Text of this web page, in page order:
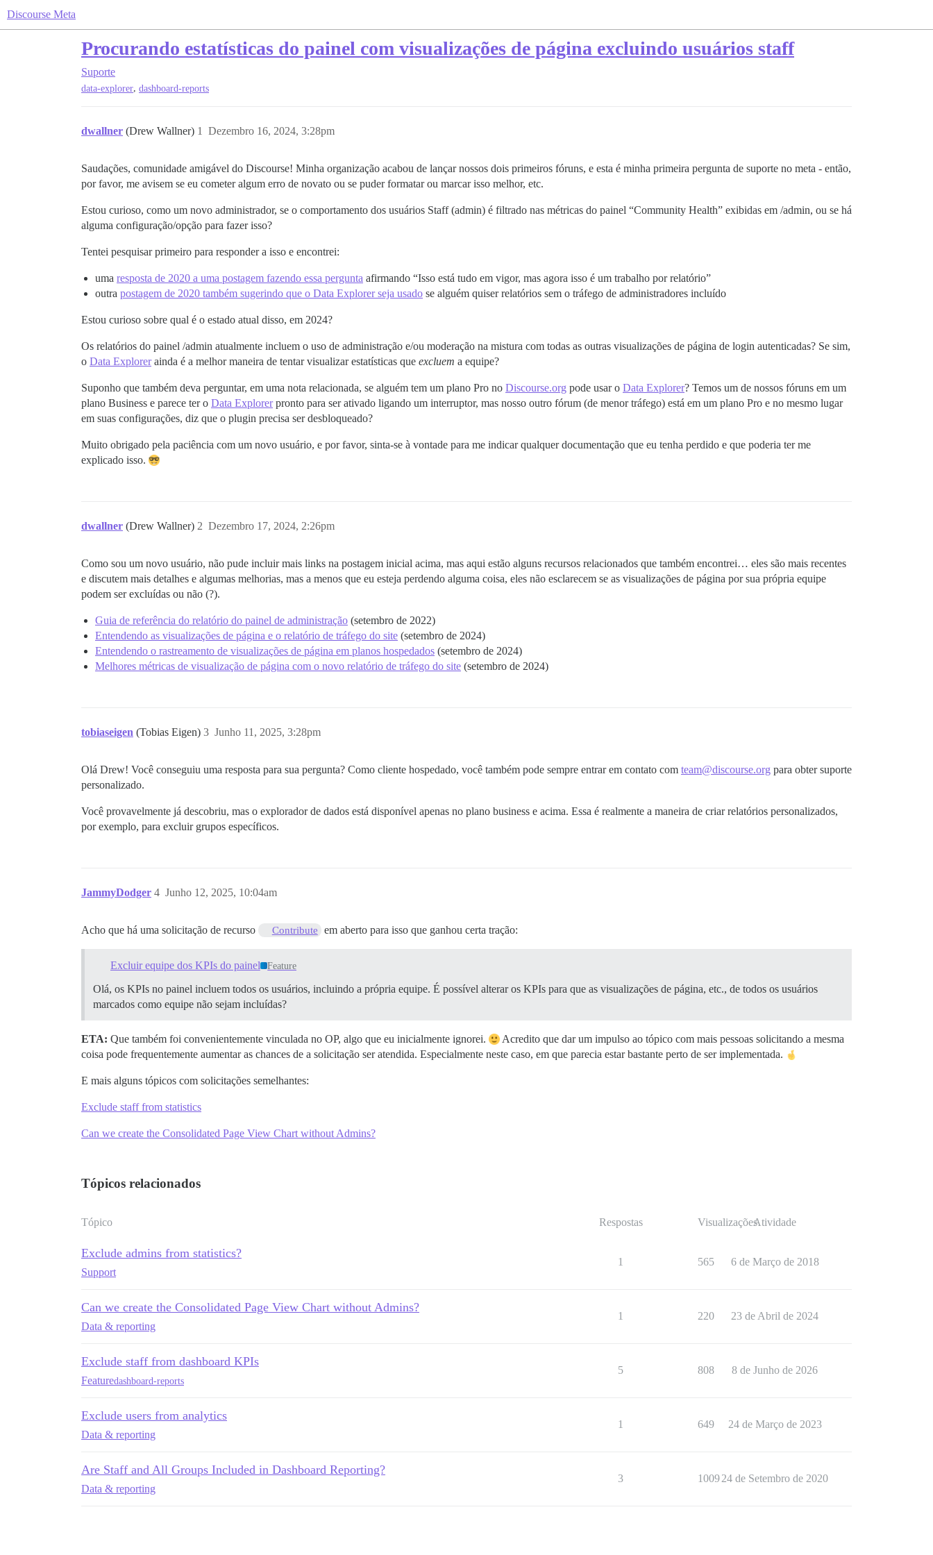
Discourse Meta
Procurando estatísticas do painel com visualizações de página excluindo usuários staff
Suporte
data-explorer, dashboard-reports
dwallner (Drew Wallner) Dezembro 16, 2024, 3:28pm
1
Saudações, comunidade amigável do Discourse! Minha organização acabou de lançar nossos dois primeiros fóruns, e esta é minha primeira pergunta de suporte no meta - então,
por favor, me avisem se eu cometer algum erro de novato ou se puder formatar ou marcar isso melhor, etc.
Estou curioso, como um novo administrador, se o comportamento dos usuários Staff (admin) é filtrado nas métricas do painel “Community Health” exibidas em /admin, ou se há
alguma configuração/opção para fazer isso?
Tentei pesquisar primeiro para responder a isso e encontrei:
uma resposta de 2020 a uma postagem fazendo essa pergunta afirmando “Isso está tudo em vigor, mas agora isso é um trabalho por relatório”
outra postagem de 2020 também sugerindo que o Data Explorer seja usado se alguém quiser relatórios sem o tráfego de administradores incluído
Estou curioso sobre qual é o estado atual disso, em 2024?
Os relatórios do painel /admin atualmente incluem o uso de administração e/ou moderação na mistura com todas as outras visualizações de página de login autenticadas? Se sim,
o Data Explorerainda é a melhor maneira de tentar visualizar estatísticas que excluem a equipe?
Suponho que também deva perguntar, em uma nota relacionada, se alguém tem um plano Pro no Discourse.org pode usar o Data Explorer? Temos um de nossos fóruns em um
plano Business e parece ter o Data Explorerpronto para ser ativado ligando um interruptor, mas nosso outro fórum (de menor tráfego) está em um plano Pro e no mesmo lugar
em suas configurações, diz que o plugin precisa ser desbloqueado?
Muito obrigado pela paciência com um novo usuário, e por favor, sinta-se à vontade para me indicar qualquer documentação que eu tenha perdido e que poderia ter me
explicado isso.
dwallner (Drew Wallner) Dezembro 17, 2024, 2:26pm
2
Como sou um novo usuário, não pude incluir mais links na postagem inicial acima, mas aqui estão alguns recursos relacionados que também encontrei… eles são mais recentes
e discutem mais detalhes e algumas melhorias, mas a menos que eu esteja perdendo alguma coisa, eles não esclarecem se as visualizações de página por sua própria equipe
podem ser excluídas ou não (?).
Guia de referência do relatório do painel de administração (setembro de 2022)
Entendendo as visualizações de página e o relatório de tráfego do site (setembro de 2024)
Entendendo o rastreamento de visualizações de página em planos hospedados (setembro de 2024)
Melhores métricas de visualização de página com o novo relatório de tráfego do site (setembro de 2024)
tobiaseigen (Tobias Eigen) Junho 11, 2025, 3:28pm
3
Olá Drew! Você conseguiu uma resposta para sua pergunta? Como cliente hospedado, você também pode sempre entrar em contato com team@discourse.org para obter suporte
personalizado.
Você provavelmente já descobriu, mas o explorador de dados está disponível apenas no plano business e acima. Essa é realmente a maneira de criar relatórios personalizados,
por exemplo, para excluir grupos específicos.
JammyDodger Junho 12, 2025, 10:04am
4
Acho que há uma solicitação de recurso Contribute em aberto para isso que ganhou certa tração:
Excluir equipe dos KPIs do painel Feature
Olá, os KPIs no painel incluem todos os usuários, incluindo a própria equipe. É possível alterar os KPIs para que as visualizações de página, etc., de todos os usuários
marcados como equipe não sejam incluídas?
ETA: Que também foi convenientemente vinculada no OP, algo que eu inicialmente ignorei.
Acredito que dar um impulso ao tópico com mais pessoas solicitando a mesma
coisa pode frequentemente aumentar as chances de a solicitação ser atendida. Especialmente neste caso, em que parecia estar bastante perto de ser implementada.
E mais alguns tópicos com solicitações semelhantes:
Exclude staff from statistics
Can we create the Consolidated Page View Chart without Admins?
Tópicos relacionados
Tópico Respostas VisualizaçõesAtividade
Exclude admins from statistics?
Support
1 565 6 de Março de 2018
Can we create the Consolidated Page View Chart without Admins?
Data & reporting
1 220 23 de Abril de 2024
Exclude staff from dashboard KPIs
Featuredashboard-reports
5 808 8 de Junho de 2026
Exclude users from analytics
Data & reporting
1 649 24 de Março de 2023
Are Staff and All Groups Included in Dashboard Reporting?
Data & reporting
3 100924 de Setembro de 2020